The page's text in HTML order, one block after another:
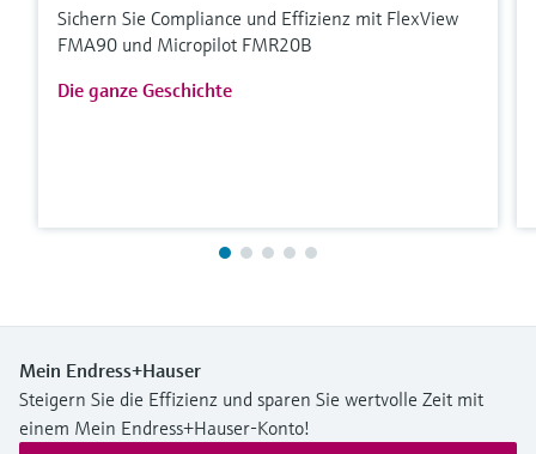
Sichern Sie Compliance und Effizienz mit FlexView
FMA90 und Micropilot FMR20B
Die ganze Geschichte
Mein Endress+Hauser
Steigern Sie die Effizienz und sparen Sie wertvolle Zeit mit
einem Mein Endress+Hauser-Konto!